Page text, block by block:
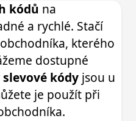
kódů na
a rychlé. Stačí
kterého
dostupné
slevové kódy jsou u
je použít při